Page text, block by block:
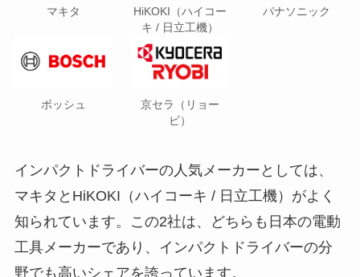
マキタ
HiKOKI（ハイコー
キ / 日立工機）
パナソニック
ボッシュ
京セラ（リョー
ビ）
インパクトドライバーの人気メーカーとしては、
マキタとHiKOKI（ハイコーキ / 日立工機）がよく
知られています。この2社は、どちらも日本の電動
工具メーカーであり、インパクトドライバーの分
野でも高いシェアを誇っています。